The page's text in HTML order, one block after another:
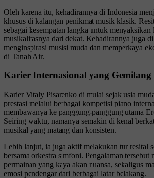
Oleh karena itu, kehadirannya di Indonesia
khusus di kalangan penikmat musik klasik.
sebagai kesempatan langka untuk menyaksikan
musikalitasnya dari dekat. Kehadirannya juga
menginspirasi musisi muda dan memperkaya
di Tanah Air.
Karier Internasional yang Gemilang
Karier Vitaly Pisarenko di mulai sejak usia
prestasi melalui berbagai kompetisi piano
membawanya ke panggung-panggung utama
Seiring waktu, namanya semakin di kenal
musikal yang matang dan konsisten.
Lebih lanjut, ia juga aktif melakukan tur resital
bersama orkestra simfoni. Pengalaman tersebut
permainan yang kaya akan nuansa, sekaligus
emosi pendengar dari berbagai latar belakang.